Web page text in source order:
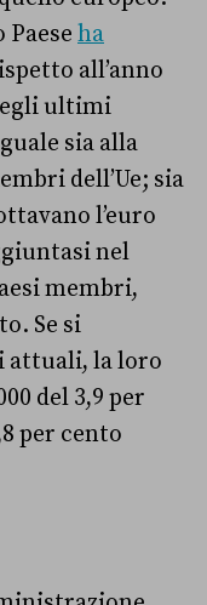
Paese ha
all’anno
ultimi
sia alla
dell’Ue; sia
l’euro
nel
membri,
Se si
attuali, la loro
del 3,9 per
per cento